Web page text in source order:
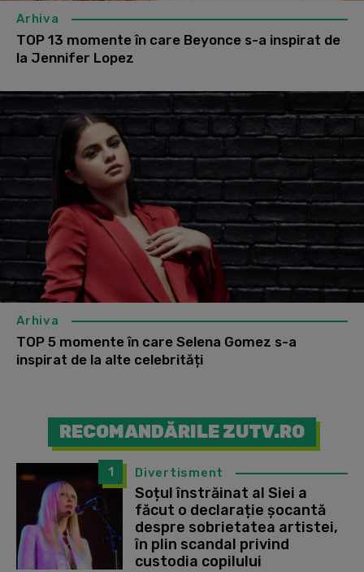
Arhiva
TOP 13 momente în care Beyonce s-a inspirat de
la Jennifer Lopez
Arhiva
TOP 5 momente în care Selena Gomez s-a
inspirat de la alte celebrități
RECOMANDĂRILE ZUTV.RO
1 Divertisment
Soțul înstrăinat al Siei a
făcut o declarație șocantă
despre sobrietatea artistei,
în plin scandal privind
custodia copilului